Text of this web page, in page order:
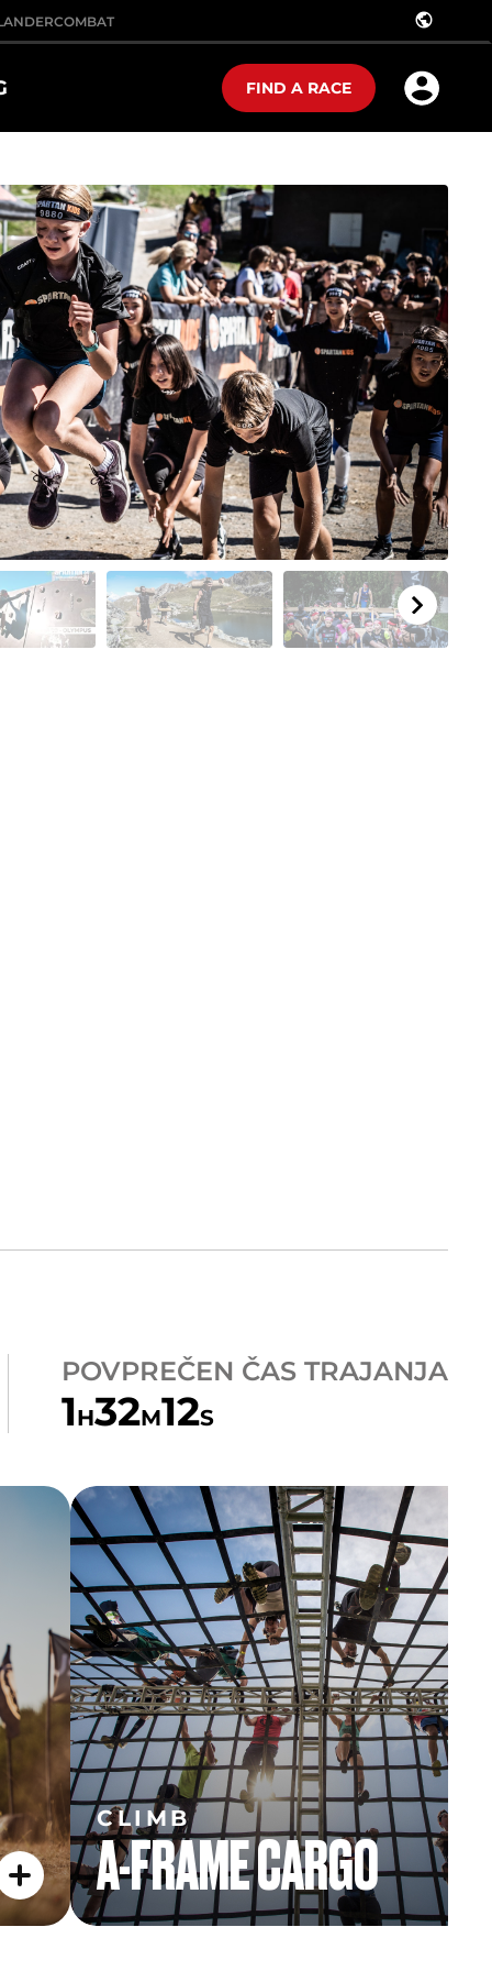
COMBAT public
FIND A RACE
POVPREČEN ČAS TRAJANJA
1H32M12S
CLIMB
A-FRAME CARGO
CLIMB
A-FRAME CARGO